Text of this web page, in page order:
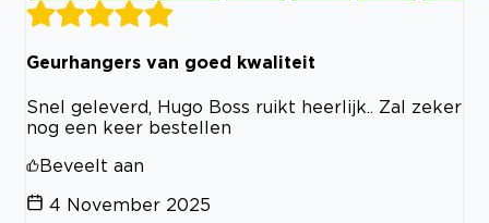
Geurhangers van goed kwaliteit
Snel geleverd, Hugo Boss ruikt heerlijk.. Zal zeker
nog een keer bestellen
Beveelt aan
4 November 2025